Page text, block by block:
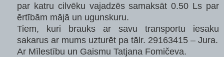
par katru cilvēku vajadzēs samaksāt 0.50 Ls par
ērtībām mājā un ugunskuru.
Tiem, kuri brauks ar savu transportu iesaku
sakarus ar mums uzturēt pa tālr. 29163415 – Jura.
Ar Mīlestību un Gaismu Tatjana Fomičeva.